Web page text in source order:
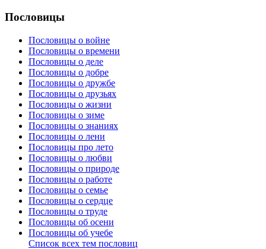
Пословицы
Пословицы о войне
Пословицы о времени
Пословицы о деле
Пословицы о добре
Пословицы о дружбе
Пословицы о друзьях
Пословицы о жизни
Пословицы о зиме
Пословицы о знаниях
Пословицы о лени
Пословицы про лето
Пословицы о любви
Пословицы о природе
Пословицы о работе
Пословицы о семье
Пословицы о сердце
Пословицы о труде
Пословицы об осени
Пословицы об учебе
Список всех тем пословиц